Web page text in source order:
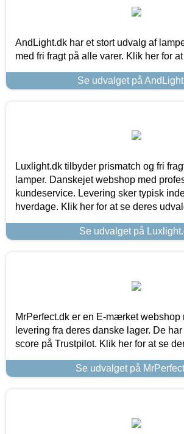
AndLight.dk har et stort udvalg af
med fri fragt på alle varer. Klik her for
Se udvalget på
Luxlight.dk tilbyder prismatch og fri
lamper. Danskejet webshop med
kundeservice. Levering sker typisk
hverdage. Klik her for at se deres
Se udvalget på
MrPerfect.dk er en E-mærket webshop
levering fra deres danske lager. De
score på Trustpilot. Klik her for at se
Se udvalget på